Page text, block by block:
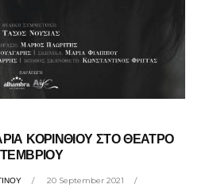
ΚΟΡΙΝΘΙΟΥ ΣΤΟ ΘΕΑΤΡΟ
20 September 2021